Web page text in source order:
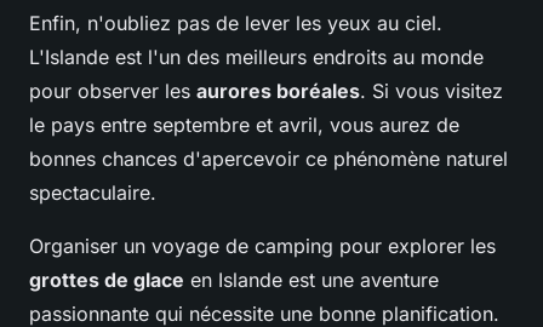
Enfin, n'oubliez pas de lever les yeux au ciel.
L'Islande est l'un des meilleurs endroits au monde
pour observer les aurores boréales. Si vous visitez
le pays entre septembre et avril, vous aurez de
bonnes chances d'apercevoir ce phénomène naturel
spectaculaire.
Organiser un voyage de camping pour explorer les
grottes de glace en Islande est une aventure
passionnante qui nécessite une bonne planification.